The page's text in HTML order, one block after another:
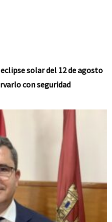
solar del 12 de agosto
con seguridad